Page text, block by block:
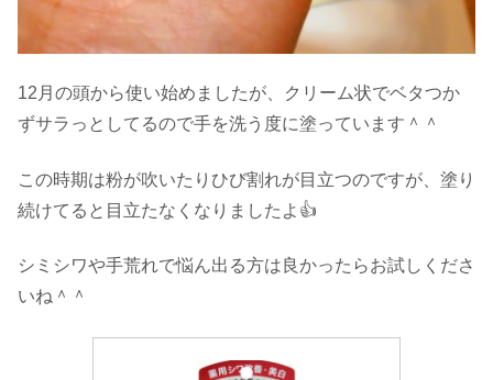
12月の頭から使い始めましたが、クリーム状でベタつか
ずサラっとしてるので手を洗う度に塗っています＾＾
この時期は粉が吹いたりひび割れが目立つのですが、塗り
続けてると目立たなくなりましたよ👍
シミシワや手荒れで悩ん出る方は良かったらお試しくださ
いね＾＾